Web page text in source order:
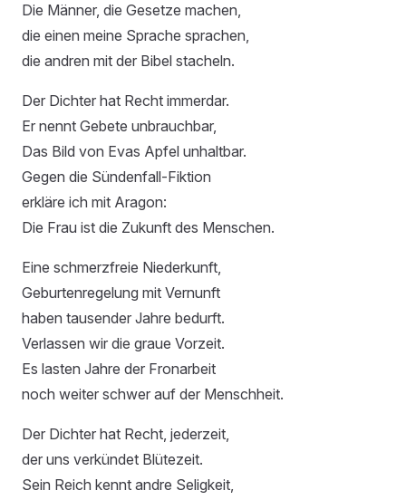
Die Männer, die Gesetze machen,
die einen meine Sprache sprachen,
die andren mit der Bibel stacheln.
Der Dichter hat Recht immerdar.
Er nennt Gebete unbrauchbar,
Das Bild von Evas Apfel unhaltbar.
Gegen die Sündenfall-Fiktion
erkläre ich mit Aragon:
Die Frau ist die Zukunft des Menschen.
Eine schmerzfreie Niederkunft,
Geburtenregelung mit Vernunft
haben tausender Jahre bedurft.
Verlassen wir die graue Vorzeit.
Es lasten Jahre der Fronarbeit
noch weiter schwer auf der Menschheit.
Der Dichter hat Recht, jederzeit,
der uns verkündet Blütezeit.
Sein Reich kennt andre Seligkeit,